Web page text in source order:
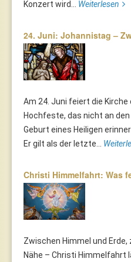
Konzert wird... Weiterlesen
24. Juni: Johannistag –
Am 24. Juni feiert die Kirche
Hochfeste, das nicht an
Geburt eines Heiligen
Er gilt als der letzte...
Christi Himmelfahrt: Was
Zwischen Himmel und
Nähe – Christi Himmelfahrt